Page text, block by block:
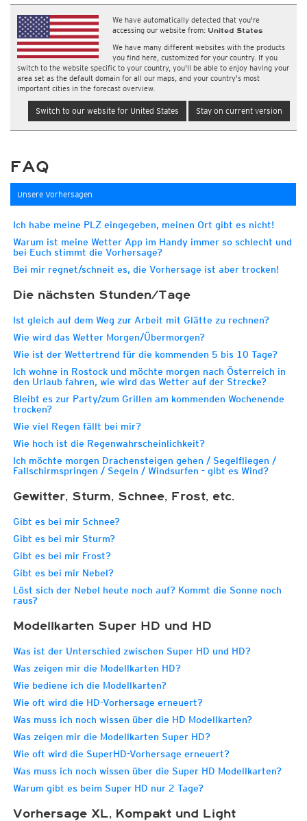
We have automatically detected that you're
accessing our website from: United States
We have many different websites with the products
you find here, customized for your country. If you
switch to the website specific to your country, you'll be able to enjoy having your
area set as the default domain for all our maps, and your country's most
important cities in the forecast overview.
Switch to our website for United States Stay on current version
FAQ
Unsere Vorhersagen
Ich habe meine PLZ eingegeben, meinen Ort gibt es nicht!
Warum ist meine Wetter App im Handy immer so schlecht und
bei Euch stimmt die Vorhersage?
Bei mir regnet/schneit es, die Vorhersage ist aber trocken!
Die nächsten Stunden/Tage
Ist gleich auf dem Weg zur Arbeit mit Glätte zu rechnen?
Wie wird das Wetter Morgen/Übermorgen?
Wie ist der Wettertrend für die kommenden 5 bis 10 Tage?
Ich wohne in Rostock und möchte morgen nach Österreich in
den Urlaub fahren, wie wird das Wetter auf der Strecke?
Bleibt es zur Party/zum Grillen am kommenden Wochenende
trocken?
Wie viel Regen fällt bei mir?
Wie hoch ist die Regenwahrscheinlichkeit?
Ich möchte morgen Drachensteigen gehen / Segelfliegen /
Fallschirmspringen / Segeln / Windsurfen - gibt es Wind?
Gewitter, Sturm, Schnee, Frost, etc.
Gibt es bei mir Schnee?
Gibt es bei mir Sturm?
Gibt es bei mir Frost?
Gibt es bei mir Nebel?
Löst sich der Nebel heute noch auf? Kommt die Sonne noch
raus?
Modellkarten Super HD und HD
Was ist der Unterschied zwischen Super HD und HD?
Was zeigen mir die Modellkarten HD?
Wie bediene ich die Modellkarten?
Wie oft wird die HD-Vorhersage erneuert?
Was muss ich noch wissen über die HD Modellkarten?
Was zeigen mir die Modellkarten Super HD?
Wie oft wird die SuperHD-Vorhersage erneuert?
Was muss ich noch wissen über die Super HD Modellkarten?
Warum gibt es beim Super HD nur 2 Tage?
Vorhersage XL, Kompakt und Light